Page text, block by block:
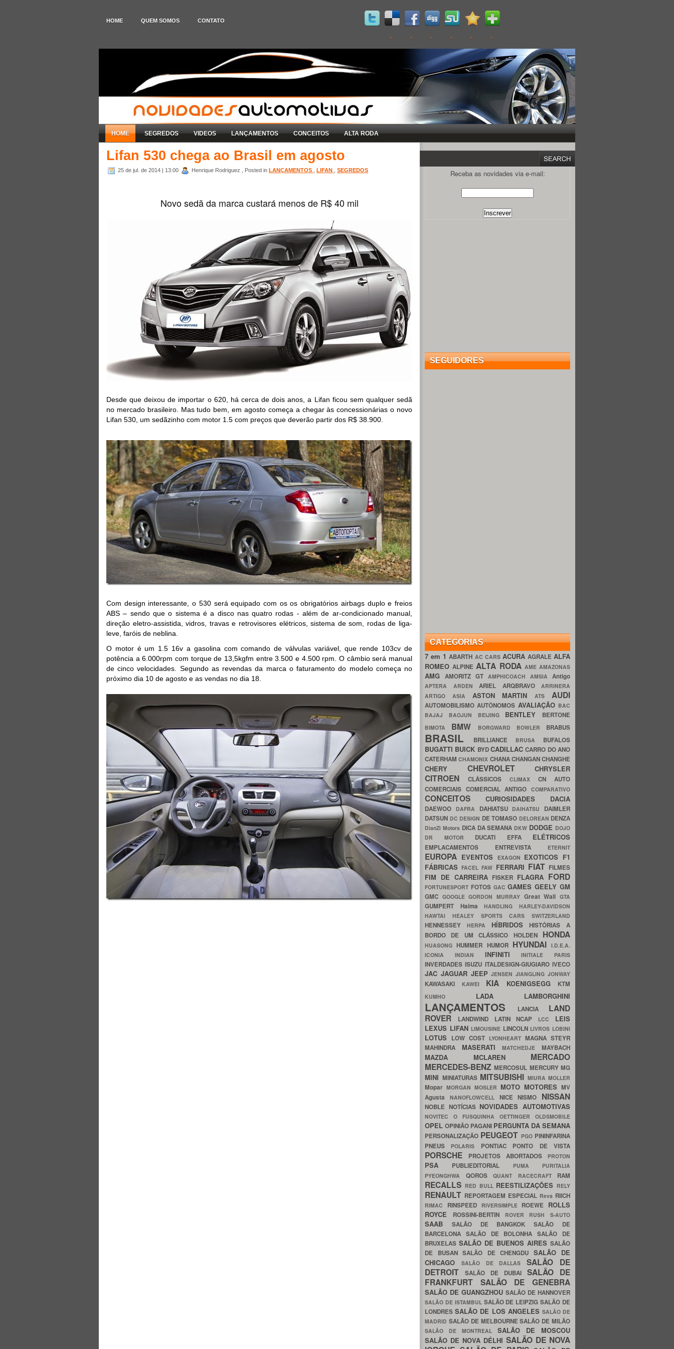
HOME QUEM SOMOS CONTATO
HOME SEGREDOS VIDEOS LANÇAMENTOS CONCEITOS ALTA RODA
Lifan 530 chega ao Brasil em agosto
25 de jul. de 2014 | 13:00 Henrique Rodriguez , Posted in LANÇAMENTOS LIFAN SEGREDOS
Novo sedã da marca custará menos de R$ 40 mil
Desde que deixou de importar o 620, há cerca de dois anos, a Lifan ficou sem qualquer sedã
no mercado brasileiro. Mas tudo bem, em agosto começa a chegar às concessionárias o novo
Lifan 530, um sedãzinho com motor 1.5 com preços que deverão partir dos R$ 38.900.
Com design interessante, o 530 será equipado com os os obrigatórios airbags duplo e freios
ABS – sendo que o sistema é a disco nas quatro rodas - além de ar-condicionado manual,
direção eletro-assistida, vidros, travas e retrovisores elétricos, sistema de som, rodas de liga-
leve, faróis de neblina.
O motor é um 1.5 16v a gasolina com comando de válvulas variável, que rende 103cv de
potência a 6.000rpm com torque de 13,5kgfm entre 3.500 e 4.500 rpm. O câmbio será manual
de cinco velocidades. Segundo as revendas da marca o faturamento do modelo começa no
próximo dia 10 de agosto e as vendas no dia 18.
Receba as novidades via e-mail:
SEGUIDORES
CATEGORIAS
7 em 1ABARTH AC CARS ACURA AGRALE ALFA
ROMEOALPINEALTA RODA AME AMAZONAS
AMG AMORITZ GT AMPHICOACH AMSIA Antigo
APTERA ARDEN ARIEL ARQBRAVO ARRINERA
ARTIGO ASIA ASTON MARTINATS AUDI
AUTOMOBILISMOAUTÔNOMOS AVALIAÇÃO BAC
BAJAJ BAOJUN BEIJING BENTLEY BERTONE
BIMOTA BMW BORGWARD BOWLER BRABUS
BRASIL BRILLIANCE BRUSA BUFALOS
BUGATTI BUICK BYDCADILLACCARRO DO ANO
CATERHAMCHAMONIX CHANACHANGANCHANGHE
CHERY CHEVROLET CHRYSLER
CITROEN CLÁSSICOS CLIMAX CN AUTO
COMERCIAIS COMERCIAL ANTIGOCOMPARATIVO
CONCEITOS CURIOSIDADES DACIA
DAEWOO DAFRA DAHIATSU DAIHATSU DAIMLER
DATSUN DC DESIGN DE TOMASO DELOREAN DENZA
DianZi Motors DICA DA SEMANA DKW DODGE DOJO
DR MOTOR DUCATI EFFA ELÉTRICOS
EMPLACAMENTOS ENTREVISTA ETERNIT
EUROPA EVENTOS EXAGON EXOTICOS F1
FÁBRICASFACELFAW FERRARI FIAT FILMES
FIM DE CARREIRA FISKER FLAGRA FORD
FORTUNESPORT FOTOS GACGAMESGEELYGM
GMC GOOGLEGORDON MURRAY Great WallGTA
GUMPERT HaimaHANDLINGHARLEY-DAVIDSON
HAWTAI HEALEY SPORTS CARS SWITZERLAND
HENNESSEY HERPA HÍBRIDOSHISTÓRIAS A
BORDO DE UM CLÁSSICO HOLDEN HONDA
HUASONGHUMMER HUMOR HYUNDAI I.D.E.A.
ICONIA INDIAN INFINITIINITIALE PARIS
INVERDADESISUZU ITALDESIGN-GIUGIAROIVECO
JAC JAGUAR JEEPJENSENJIANGLINGJONWAY
KAWASAKI KAWEI KIA KOENIGSEGG KTM
KUMHO LADA LAMBORGHINI
LANÇAMENTOS LANCIA LAND
ROVER
LANDWIND LATIN NCAP LCC LEIS
LEXUS LIFAN LIMOUSINE LINCOLN LIVROS LOBINI
LOTUS LOW COST LYONHEART MAGNA STEYR
MAHINDRA MASERATIMATCHEDJEMAYBACH
MAZDA MCLAREN MERCADO
MERCEDES-BENZMERCOSUL MERCURYMG
MINI MINIATURAS MITSUBISHI MIURA MOLLER
Mopar MORGAN MOSLER MOTO MOTORES MV
Agusta NANOFLOWCELL NICENISMO NISSAN
NOBLE NOTÍCIAS NOVIDADES AUTOMOTIVAS
NOVITEC O FUSQUINHA OETTINGER OLDSMOBILE
OPEL OPINIÃO PAGANI PERGUNTA DA SEMANA
PERSONALIZAÇÃO PEUGEOT PGO PININFARINA
PNEUS
POLARIS PONTIAC PONTO DE VISTA
PORSCHE PROJETOS ABORTADOS PROTON
PSA PUBLIEDITORIAL PUMA PURITALIA
PYEONGHWA QOROS QUANT RACECRAFT RAM
RECALLS RED BULL REESTILIZAÇÕES RELY
RENAULT REPORTAGEM ESPECIAL Reva RIICH
RIMAC RINSPEED RIVERSIMPLE ROEWE ROLLS
ROYCE
ROSSINI-BERTIN ROVER RUSH S-AUTO
SAAB SALÃO DE BANGKOKSALÃO DE
BARCELONA SALÃO DE BOLONHASALÃO DE
BRUXELAS SALÃO DE BUENOS AIRES SALÃO
DE BUSAN SALÃO DE CHENGDU SALÃO DE
CHICAGO
SALÃO DE DALLASSALÃO DE
DETROIT
SALÃO DE DUBAI SALÃO DE
FRANKFURT SALÃO DE GENEBRA
SALÃO DE GUANGZHOU SALÃO DE HANNOVER
SALÃO DE ISTAMBUL SALÃO DE LEIPZIGSALÃO DE
LONDRESSALÃO DE LOS ANGELES SALÃO DE
MADRID SALÃO DE MELBOURNESALÃO DE MILÃO
SALÃO DE MONTREAL SALÃO DE MOSCOU
SALÃO DE NOVA DÉLHI SALÃO DE NOVA